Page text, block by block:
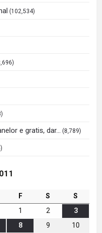
(102,534)
e gratis, dar… (8,789)
F S
S
1
2
3
8 9
10